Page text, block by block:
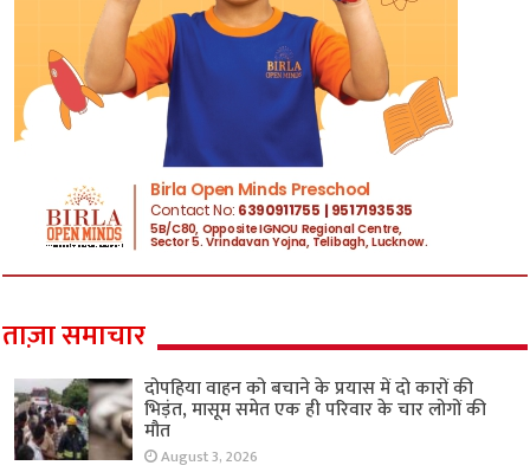
ताज़ा समाचार
दोपहिया वाहन को बचाने के प्रयास में दो कारों की
भिड़ंत, मासूम समेत एक ही परिवार के चार लोगों की
मौत
August 3, 2026